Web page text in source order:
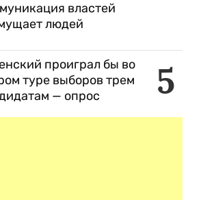
властей
людей
5
проиграл бы во
туре выборов трем
— опрос